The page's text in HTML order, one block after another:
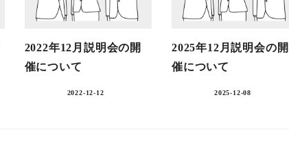
2022年12月説明会の開
催について
2022-12-12
2025年12月説明会の開
催について
2025-12-08